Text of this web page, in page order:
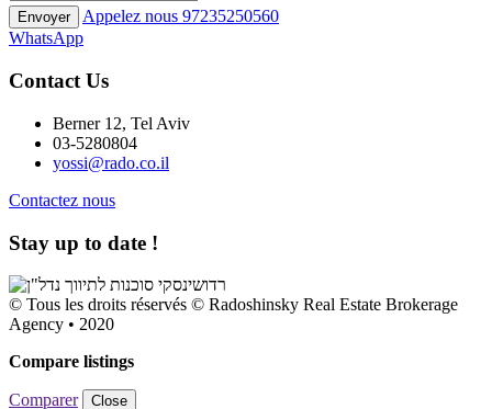
Envoyer Appelez nous 97235250560
WhatsApp
Contact Us
Berner 12, Tel Aviv
03-5280804
yossi@rado.co.il
Contactez nous
Stay up to date !
© Tous les droits réservés © Radoshinsky Real Estate Brokerage
Agency • 2020
Compare listings
Comparer Close